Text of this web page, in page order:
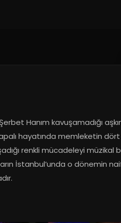
Hanım kavuşamadığı
hayatında memleketin
renkli mücadeleyi müzikal
İstanbul’unda o dönemin